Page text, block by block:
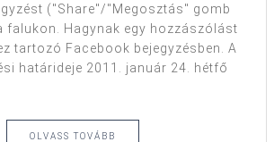
("Share"/"Megosztás" gomb
falukon. Hagynak egy hozzászólást
tartozó Facebook bejegyzésben. A
határideje 2011. január 24. hétfő
OLVASS TOVÁBB